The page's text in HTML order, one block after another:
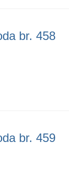
br. 458
br. 459